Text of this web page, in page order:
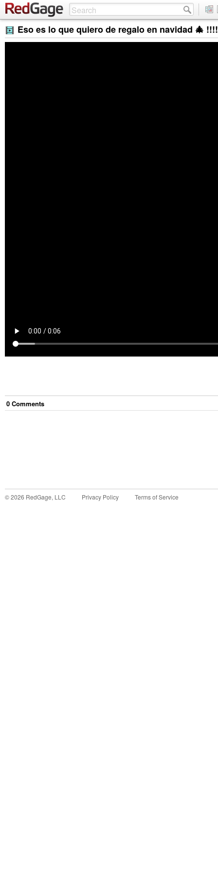
Eso es lo que quiero de regalo en navidad 🎄
0 Comments
©2026 RedGage, LLC Privacy Policy Terms of Service